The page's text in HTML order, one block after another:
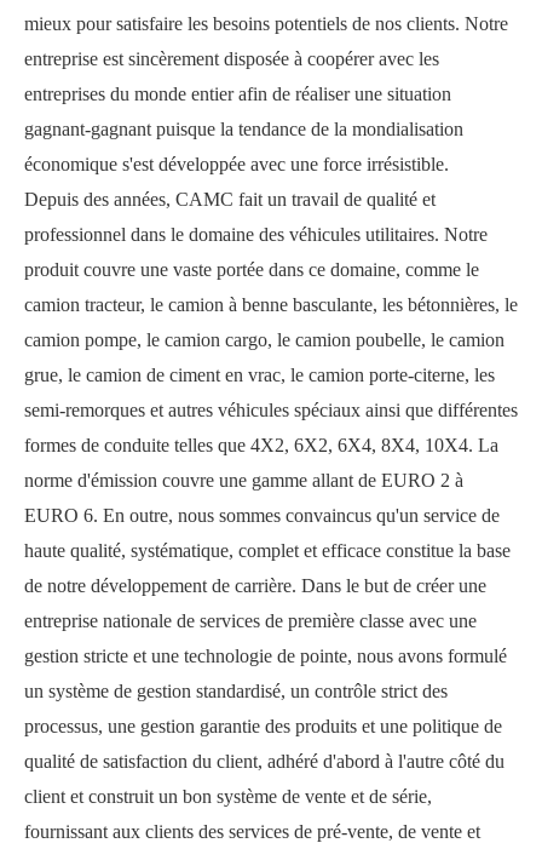
mieux pour satisfaire les besoins potentiels de nos clients. Notre
entreprise est sincèrement disposée à coopérer avec les
entreprises du monde entier afin de réaliser une situation
gagnant-gagnant puisque la tendance de la mondialisation
économique s'est développée avec une force irrésistible.
Depuis des années, CAMC fait un travail de qualité et
professionnel dans le domaine des véhicules utilitaires. Notre
produit couvre une vaste portée dans ce domaine, comme le
camion tracteur, le camion à benne basculante, les bétonnières, le
camion pompe, le camion cargo, le camion poubelle, le camion
grue, le camion de ciment en vrac, le camion porte-citerne, les
semi-remorques et autres véhicules spéciaux ainsi que différentes
formes de conduite telles que 4X2, 6X2, 6X4, 8X4, 10X4. La
norme d'émission couvre une gamme allant de EURO 2 à
EURO 6. En outre, nous sommes convaincus qu'un service de
haute qualité, systématique, complet et efficace constitue la base
de notre développement de carrière. Dans le but de créer une
entreprise nationale de services de première classe avec une
gestion stricte et une technologie de pointe, nous avons formulé
un système de gestion standardisé, un contrôle strict des
processus, une gestion garantie des produits et une politique de
qualité de satisfaction du client, adhéré d'abord à l'autre côté du
client et construit un bon système de vente et de série,
fournissant aux clients des services de pré-vente, de vente et